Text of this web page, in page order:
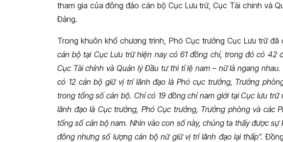
tham gia của đông đảo cán bộ Cục Lưu trữ, Cục Tài chính và
Đảng.
Trong khuôn khổ chương trình, Phó Cục trưởng Cục Lưu trữ
cán bộ tại Cục Lưu trữ hiện nay có 61 đồng chí, trong đó có 42
Cục Tài chính và Quản lý Đầu tư thì tỉ lệ nam – nữ là ngang
có 12 cán bộ giữ vị trí lãnh đạo là Phó cục trưởng, Trưởng
trong tổng số cán bộ. Chỉ có 19 đồng chí nam giới tại Cục lưu
lãnh đạo là Cục trưởng, Phó Cục trưởng, Trưởng phòng và các
tổng số cán bộ nam. Nhìn vào con số này, chúng ta thấy được
đông nhưng số lượng cán bộ nữ giữ vị trí lãnh đạo lại thấp”.